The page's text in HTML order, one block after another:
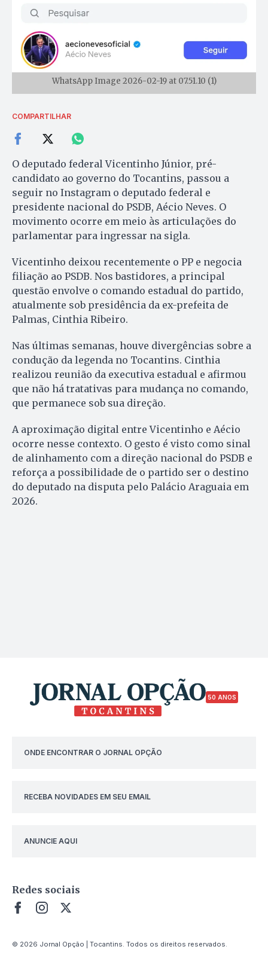
WhatsApp Image 2026-02-19 at 07.51.10 (1)
COMPARTILHAR
O deputado federal Vicentinho Júnior, pré-
candidato ao governo do Tocantins, passou a
seguir no Instagram o deputado federal e
presidente nacional do PSDB, Aécio Neves. O
movimento ocorre em meio às articulações do
parlamentar para ingressar na sigla.
Vicentinho deixou recentemente o PP e negocia
filiação ao PSDB. Nos bastidores, a principal
questão envolve o comando estadual do partido,
atualmente sob presidência da ex-prefeita de
Palmas, Cinthia Ribeiro.
Nas últimas semanas, houve divergências sobre a
condução da legenda no Tocantins. Cinthia
realizou reunião da executiva estadual e afirmou
que não há tratativas para mudança no comando,
que permanece sob sua direção.
A aproximação digital entre Vicentinho e Aécio
ocorre nesse contexto. O gesto é visto como sinal
de alinhamento com a direção nacional do PSDB e
reforça a possibilidade de o partido ser o destino
do deputado na disputa pelo Palácio Araguaia em
2026.
50 ANOS
ONDE ENCONTRAR O JORNAL OPÇÃO
RECEBA NOVIDADES EM SEU EMAIL
ANUNCIE AQUI
Redes sociais
© 2026 Jornal Opção | Tocantins. Todos os direitos reservados.